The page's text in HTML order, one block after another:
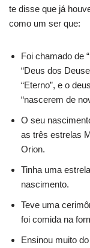
te disse que já
como um ser que:
Foi chamado de
“Deus dos
“Eterno”, e o
“nascerem de
O seu
as três estrelas
Orion.
Tinha uma
nascimento.
Teve uma
foi comida na
Ensinou muito